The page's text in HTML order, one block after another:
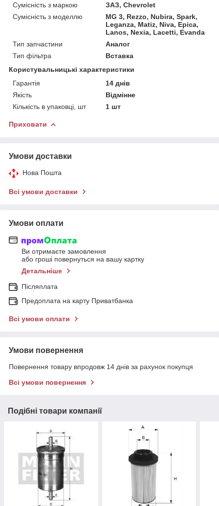
Сумісність з маркою
ЗАЗ, Chevrolet
Сумісність з моделлю
MG 3, Rezzo, Nubira, Spark,
Leganza, Matiz, Niva, Epica,
Lanos, Nexia, Lacetti, Evanda
Тип запчастини
Аналог
Тип фільтра
Вставка
Користувальницькі характеристики
Гарантія
14 днів
Якість
Відмінне
Кількість в упаковці, шт
1 шт
Приховати
Умови доставки
Нова Пошта
Всі умови доставки
Умови оплати
Ви отримаєте замовлення
або гроші повернуться на вашу картку
Детальніше
Післяплата
Предоплата на карту Приватбанка
Всі умови оплати
Умови повернення
Повернення товару впродовж 14 днів за рахунок покупця
Всі умови повернення
Подібні товари компанії